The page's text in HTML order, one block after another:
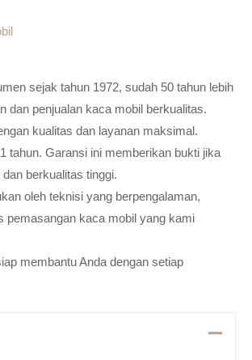
sejak tahun 1972, sudah 50 tahun lebih
dan penjualan kaca mobil berkualitas.
kualitas dan layanan maksimal.
tahun. Garansi ini memberikan bukti jika
berkualitas tinggi.
oleh teknisi yang berpengalaman,
pemasangan kaca mobil yang kami
membantu Anda dengan setiap